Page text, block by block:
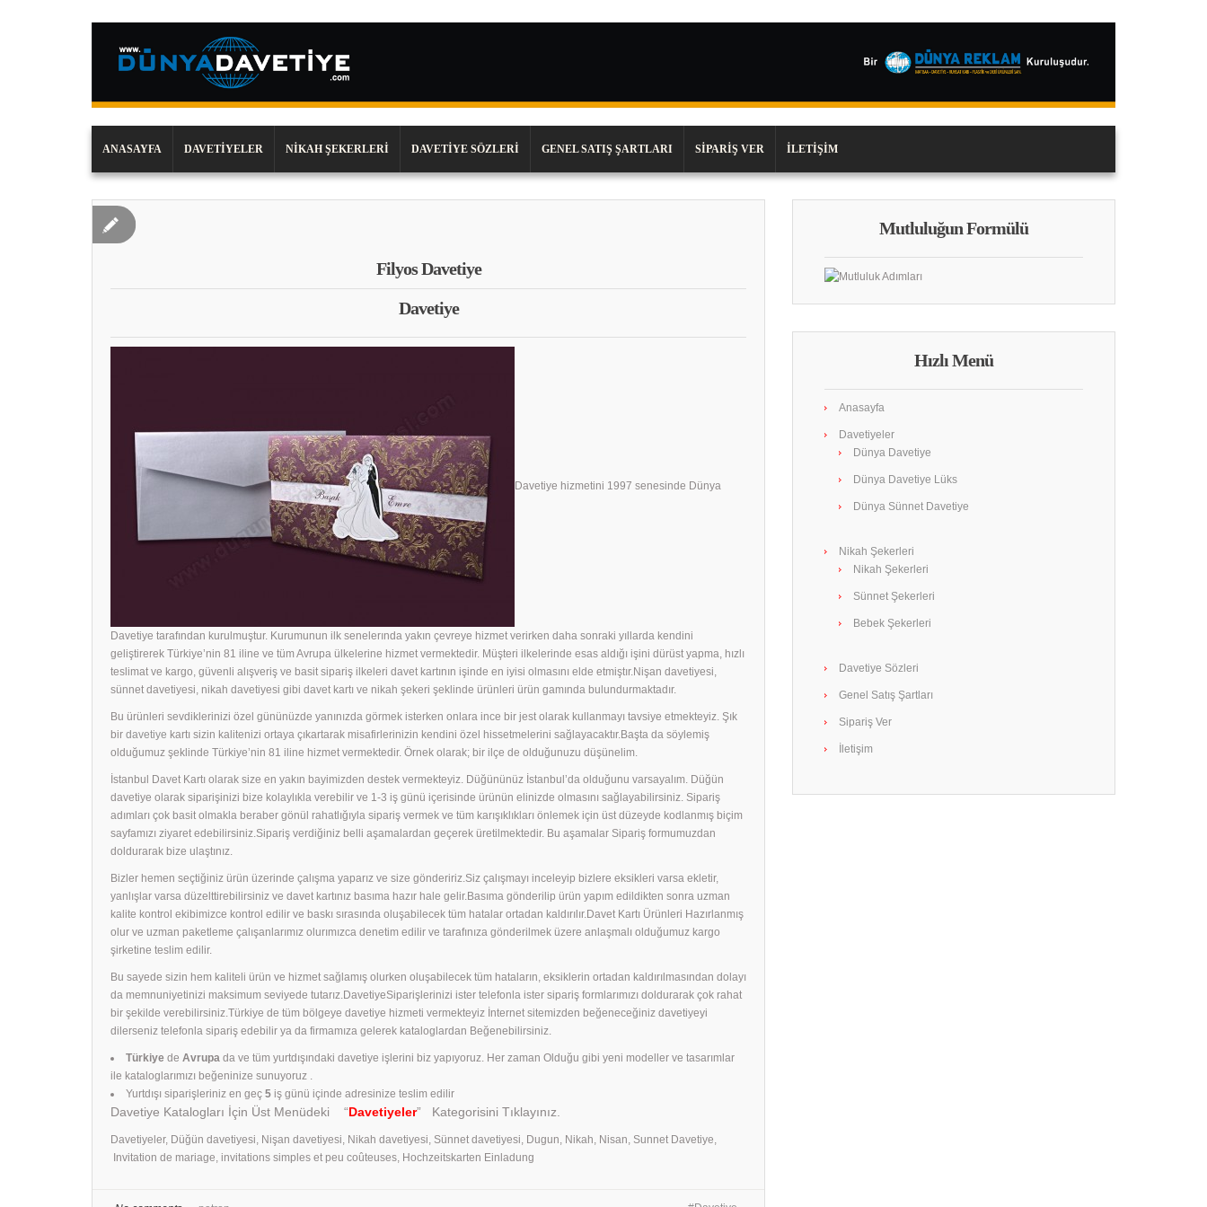
ANASAYFA DAVETIYELER NIKAH ŞEKERLERI DAVETIYE SÖZLERI GENEL SATIŞ ŞARTLARI SIPARIŞ VER İLETIŞIM
Filyos Davetiye
Davetiye
Davetiye hizmetini 1997 senesinde Dünya
Davetiye tarafından kurulmuştur. Kurumunun ilk senelerında yakın çevreye hizmet verirken daha sonraki yıllarda kendini
geliştirerek Türkiye’nin 81 iline ve tüm Avrupa ülkelerine hizmet vermektedir. Müşteri ilkelerinde esas aldığı işini dürüst yapma, hızlı
teslimat ve kargo, güvenli alışveriş ve basit sipariş ilkeleri davet kartının işinde en iyisi olmasını elde etmiştır.Nişan davetiyesi,
sünnet davetiyesi, nikah davetiyesi gibi davet kartı ve nikah şekeri şeklinde ürünleri ürün gamında bulundurmaktadır.
Bu ürünleri sevdiklerinizi özel gününüzde yanınızda görmek isterken onlara ince bir jest olarak kullanmayı tavsiye etmekteyiz. Şık
bir davetiye kartı sizin kalitenizi ortaya çıkartarak misafirlerinizin kendini özel hissetmelerini sağlayacaktır.Başta da söylemiş
olduğumuz şeklinde Türkiye’nin 81 iline hizmet vermektedir. Örnek olarak; bir ilçe de olduğunuzu düşünelim.
İstanbul Davet Kartı olarak size en yakın bayimizden destek vermekteyiz. Düğününüz İstanbul’da olduğunu varsayalım. Düğün
davetiye olarak siparişinizi bize kolaylıkla verebilir ve 1-3 iş günü içerisinde ürünün elinizde olmasını sağlayabilirsiniz. Sipariş
adımları çok basit olmakla beraber gönül rahatlığıyla sipariş vermek ve tüm karışıklıkları önlemek için üst düzeyde kodlanmış biçim
sayfamızı ziyaret edebilirsiniz.Sipariş verdiğiniz belli aşamalardan geçerek üretilmektedir. Bu aşamalar Sipariş formumuzdan
doldurarak bize ulaştınız.
Bizler hemen seçtiğiniz ürün üzerinde çalışma yaparız ve size göndeririz.Siz çalışmayı inceleyip bizlere eksikleri varsa ekletir,
yanlışlar varsa düzelttirebilirsiniz ve davet kartınız basıma hazır hale gelir.Basıma gönderilip ürün yapım edildikten sonra uzman
kalite kontrol ekibimizce kontrol edilir ve baskı sırasında oluşabilecek tüm hatalar ortadan kaldırılır.Davet Kartı Ürünleri Hazırlanmış
olur ve uzman paketleme çalışanlarımız olurımızca denetim edilir ve tarafınıza gönderilmek üzere anlaşmalı olduğumuz kargo
şirketine teslim edilir.
Bu sayede sizin hem kaliteli ürün ve hizmet sağlamış olurken oluşabilecek tüm hataların, eksiklerin ortadan kaldırılmasından dolayı
da memnuniyetinizi maksimum seviyede tutarız.DavetiyeSiparişlerinizi ister telefonla ister sipariş formlarımızı doldurarak çok rahat
bir şekilde verebilirsiniz.Türkiye de tüm bölgeye davetiye hizmeti vermekteyiz İnternet sitemizden beğeneceğiniz davetiyeyi
dilerseniz telefonla sipariş edebilir ya da firmamıza gelerek kataloglardan Beğenebilirsiniz.
Türkiye de Avrupa da ve tüm yurtdışındaki davetiye işlerini biz yapıyoruz. Her zaman Olduğu gibi yeni modeller ve tasarımlar
ile kataloglarımızı beğeninize sunuyoruz .
Yurtdışı siparişleriniz en geç 5 iş günü içinde adresinize teslim edilir
Davetiye Katalogları İçin Üst Menüdeki “Davetiyeler” Kategorisini Tıklayınız.
Davetiyeler, Düğün davetiyesi, Nişan davetiyesi, Nikah davetiyesi, Sünnet davetiyesi, Dugun, Nikah, Nisan, Sunnet Davetiye,
Invitation de mariage, invitations simples et peu coûteuses, Hochzeitskarten Einladung
Mutluluğun Formülü
Hızlı Menü
Anasayfa
Davetiyeler
Dünya Davetiye
Dünya Davetiye Lüks
Dünya Sünnet Davetiye
Nikah Şekerleri
Nikah Şekerleri
Sünnet Şekerleri
Bebek Şekerleri
Davetiye Sözleri
Genel Satış Şartları
Sipariş Ver
İletişim